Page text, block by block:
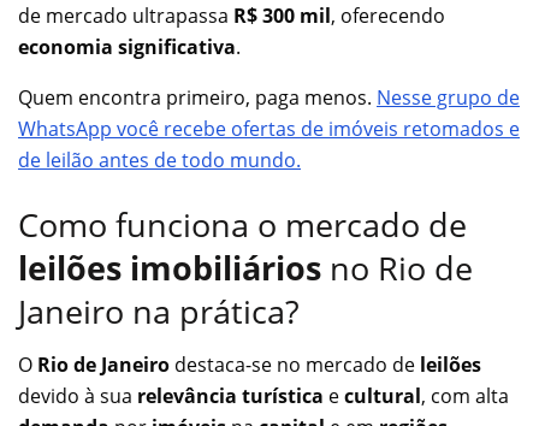
de mercado ultrapassa R$ 300 mil, oferecendo
economia significativa.
Quem encontra primeiro, paga menos. Nesse grupo de
WhatsApp você recebe ofertas de imóveis retomados e
de leilão antes de todo mundo.
Como funciona o mercado de
leilões imobiliários no Rio de
Janeiro na prática?
O Rio de Janeiro destaca-se no mercado de leilões
devido à sua relevância turística ecultural, com alta